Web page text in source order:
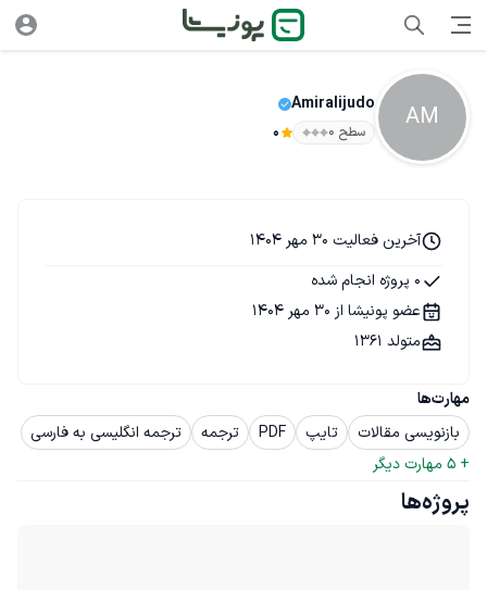
AM
Amiralijudo
سطح ۰ 0
مهارت‌ها
بازنویسی مقالات
تایپ PDF ترجمه
ترجمه انگلیسی به فارسی
+
5 مهارت دیگر
آخرین فعالیت 30 مهر 1404
0 پروژه انجام شده
عضو پونیشا از 30 مهر 1404
متولد 1361
پروژه‌ها